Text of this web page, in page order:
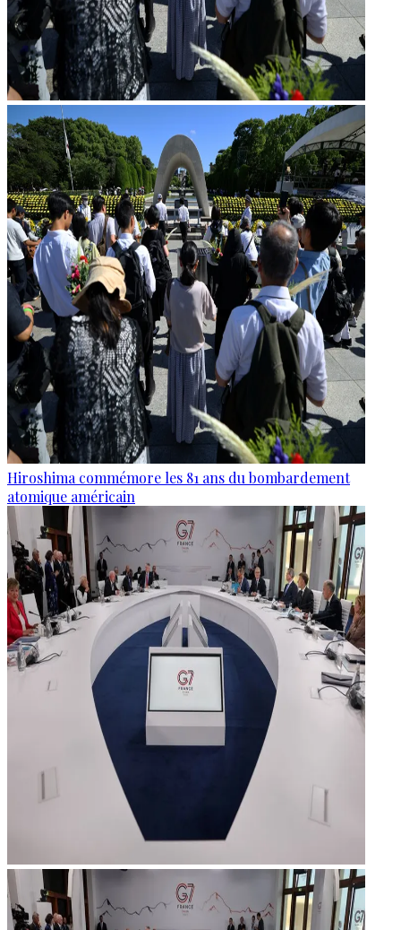
Hiroshima commémore les 81 ans du bombardement
atomique américain